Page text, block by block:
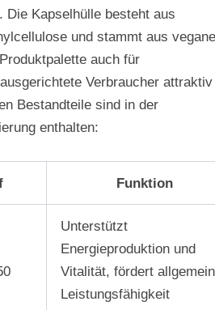
Die Kapselhülle besteht aus
und stammt aus
auch für
Verbraucher attraktiv
Bestandteile sind in der
enthalten:
Funktion
Unterstützt
Energieproduktion und
Vitalität, fördert
Leistungsfähigkeit